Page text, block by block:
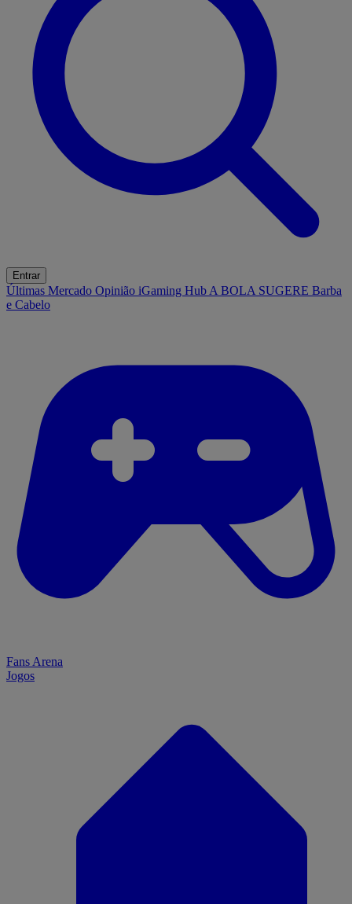
Entrar
Últimas Mercado Opinião iGaming Hub A BOLA SUGERE Barba
e Cabelo
Fans Arena
Jogos